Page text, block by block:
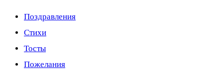
Поздравления
Стихи
Тосты
Пожелания